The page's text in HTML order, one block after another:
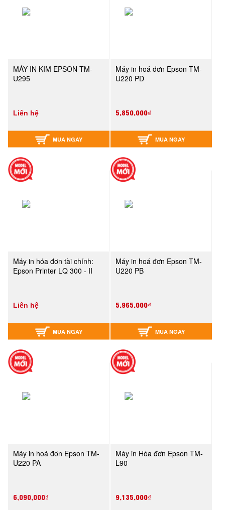
MÁY IN KIM EPSON TM-
U295
Liên hệ
MUA NGAY
Máy in hoá đơn Epson TM-
U220 PD
5,850,000₫
MUA NGAY
Máy in hóa đơn tài chính:
Epson Printer LQ 300 - II
Liên hệ
MUA NGAY
Máy in hoá đơn Epson TM-
U220 PB
5,965,000₫
MUA NGAY
Máy in hoá đơn Epson TM-
U220 PA
6,090,000₫
Máy in Hóa đơn Epson TM-
L90
9,135,000₫